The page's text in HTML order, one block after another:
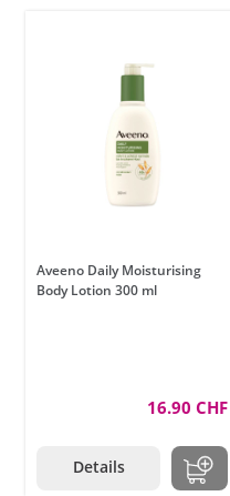
Aveeno Daily Moisturising
Body Lotion 300 ml
16.90 CHF
Details